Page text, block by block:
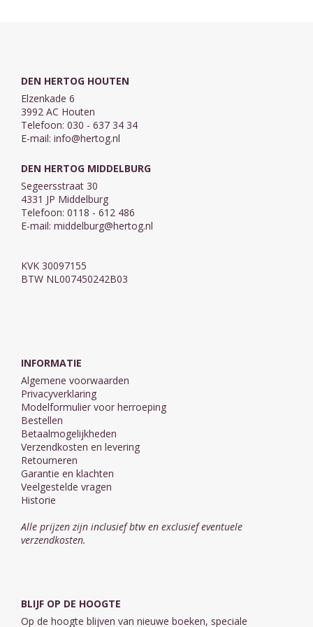
DEN HERTOG HOUTEN
Elzenkade 6
3992 AC Houten
Telefoon: 030 - 637 34 34
E-mail: info@hertog.nl
DEN HERTOG MIDDELBURG
Segeersstraat 30
4331 JP Middelburg
Telefoon: 0118 - 612 486
E-mail: middelburg@hertog.nl
KVK 30097155
BTW NL007450242B03
INFORMATIE
Algemene voorwaarden
Privacyverklaring
Modelformulier voor herroeping
Bestellen
Betaalmogelijkheden
Verzendkosten en levering
Retourneren
Garantie en klachten
Veelgestelde vragen
Historie
Alle prijzen zijn inclusief btw en exclusief eventuele
verzendkosten.
BLIJF OP DE HOOGTE
Op de hoogte blijven van nieuwe boeken, speciale